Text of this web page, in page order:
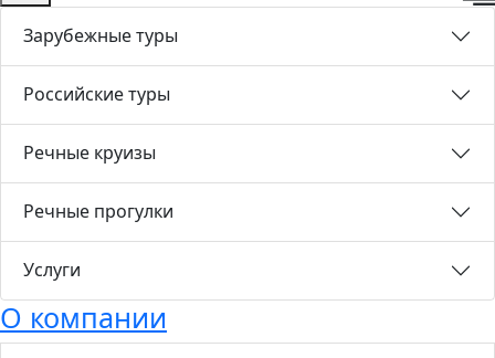
Зарубежные туры
Российские туры
Речные круизы
Речные прогулки
Услуги
О компании